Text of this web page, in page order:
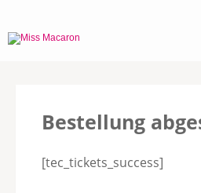
Inhalt
Bestellung
[tec_tickets_success]